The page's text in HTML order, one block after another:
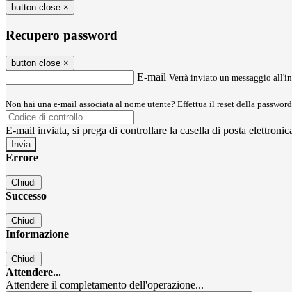
button close ×
Recupero password
button close ×
E-mail Verrà inviato un messaggio
Non hai una e-mail associata al nome utente? Effettua il reset della
E-mail inviata, si prega di controllare la casella di posta
Errore
Chiudi
Successo
Chiudi
Informazione
Chiudi
Attendere...
Attendere il completamento dell'operazione...